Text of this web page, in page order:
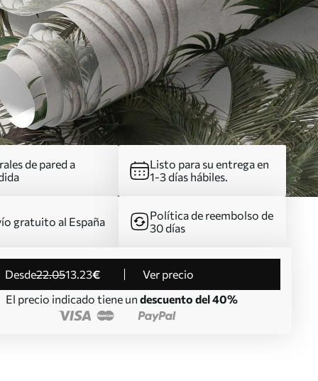
de pared a
Listo para su entrega en
1-3 días hábiles.
gratuito al España
Política de reembolso de
30 días
desde22.0513.23€
Ver precio
El precio indicado tiene un descuento del 40%